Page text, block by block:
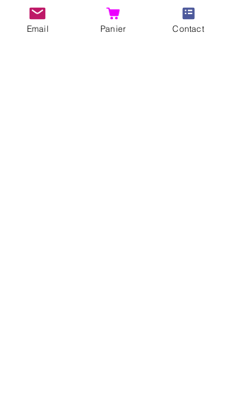
Vous aimerez peut-être
Email Panier Contact